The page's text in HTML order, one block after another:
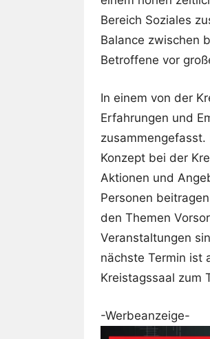
Bereich Soziales
Balance zwischen
Betroffene vor
In einem von der
Erfahrungen und
Konzept bei der
Aktionen und
Personen
den Themen
Veranstaltungen
nächste Termin ist
Kreistagssaal zum
-Werbeanzeige-